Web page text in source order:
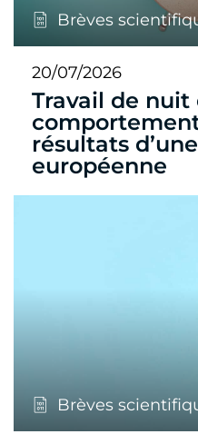
Brèves
20/07/2026
Travail de nuit
résultats
européenne
Brèves